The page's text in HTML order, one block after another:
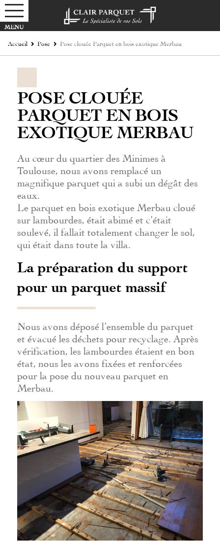
Accueil Pose Pose clouée Parquet en bois exotique Merbau
POSE CLOUÉE
PARQUET EN BOIS
EXOTIQUE MERBAU
Au cœur du quartier des Minimes à
Toulouse, nous avons remplacé un
magnifique parquet qui a subi un dégât des
eaux.
Le parquet en bois exotique Merbau cloué
sur lambourdes, était abimé et c’était
soulevé, il fallait totalement changer le sol,
qui était dans toute la villa.
La préparation du support
pour un parquet massif
Nous avons déposé l’ensemble du parquet
et évacué les déchets pour recyclage. Après
vérification, les lambourdes étaient en bon
état, nous les avons fixées et renforcées
pour la pose du nouveau parquet en
Merbau.